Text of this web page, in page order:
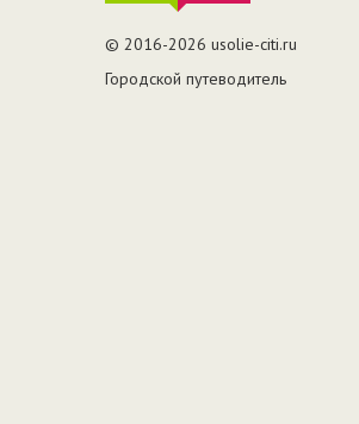
© 2016-2026 usolie-citi.ru
Городской путеводитель